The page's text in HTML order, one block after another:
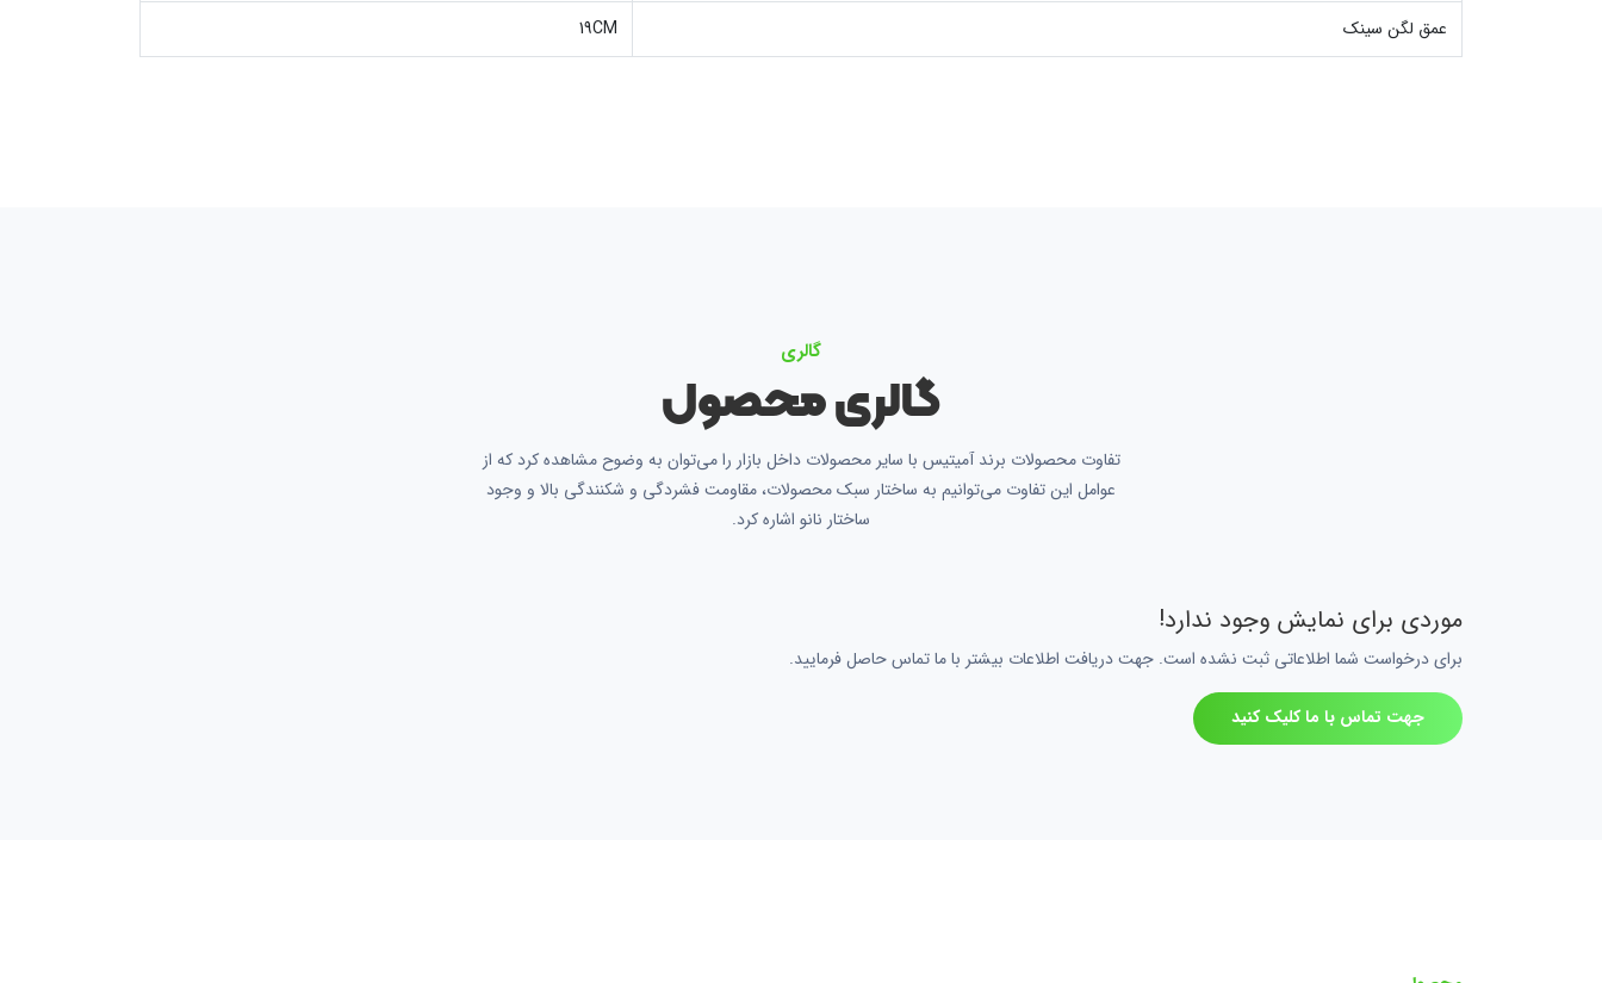
عمق لگن سینک 19CM
گالری
گالری محصول
تفاوت محصولات برند آمیتیس با سایر محصولات داخل بازار را می‌توان به وضوح مشاهده کرد که از
عوامل این تفاوت می‌توانیم به ساختار سبک محصولات، مقاومت فشردگی و شکنندگی بالا و وجود
ساختار نانو اشاره کرد.
موردی برای نمایش وجود ندارد!
برای درخواست شما اطلاعاتی ثبت نشده است. جهت دریافت اطلاعات بیشتر با ما تماس حاصل فرمایید.
جهت تماس با ما کلیک کنید